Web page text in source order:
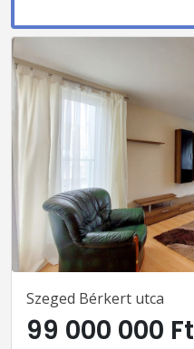
Szeged Bérkert utca
99 000 000 Ft